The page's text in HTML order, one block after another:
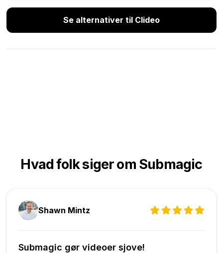
Se alternativer til Clideo
Hvad folk siger om Submagic
Shawn Mintz
Submagic gør videoer sjove!